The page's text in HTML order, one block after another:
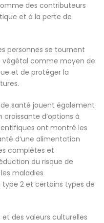
des contributeurs
et à la perte de
personnes se tournent
végétal comme moyen de
et de protéger la
santé jouent également
croissante d’options à
ont montré les
d’une alimentation
complètes et
du risque de
maladies
2 et certains types de
des valeurs culturelles